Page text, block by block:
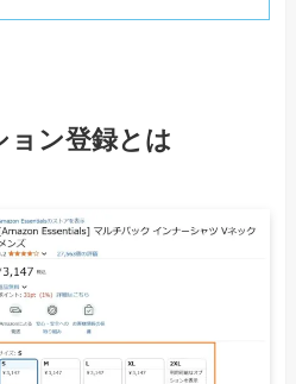
ョン登録とは